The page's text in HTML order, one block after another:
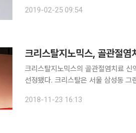
선택적으로 작용해 아토피 피부염을
2019-02-25 09:54
크리스탈지노믹스의 골관절염치료 신
선정됐다. 크리스탈은 서울 삼성동 그랜드인터컨티넨탈 서울 파르나스 에서 열린 2018 세계일류상
부와 대한무역투자진흥공사가 인증
2018-11-23 16:13